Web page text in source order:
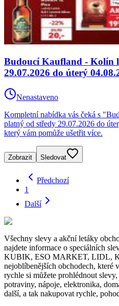
Budoucí Kaufland - Kolín
29.07.2026 do úterý
Nenastaveno
Kompletní nabídka vás čeká s
platný od středy 29.07.2026 do
který vám pomůže ušetřit více.
Zobrazit Sledovat
Předchozí
1
Další
Všechny slevy a akční letáky
najdete informace o speciálních
KUBIK, ESO MARKET, LIDL,
nejoblíbenějších obchodech, které
rychle si můžete prohlédnout
potraviny, nápoje, elektronika,
další, a tak nakupovat rychle,